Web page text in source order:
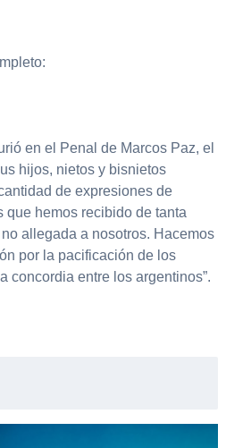
en el Penal de Marcos Paz, el
hijos, nietos y bisnietos
de expresiones de
hemos recibido de tanta
allegada a nosotros. Hacemos
por la pacificación de los
concordia entre los argentinos”.